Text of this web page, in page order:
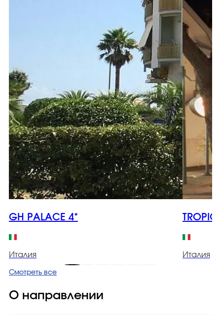
GH PALACE 4*
Италия Италия
Смотреть все
О направлении